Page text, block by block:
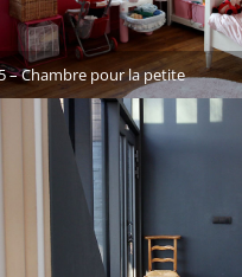
– Chambre pour la petite